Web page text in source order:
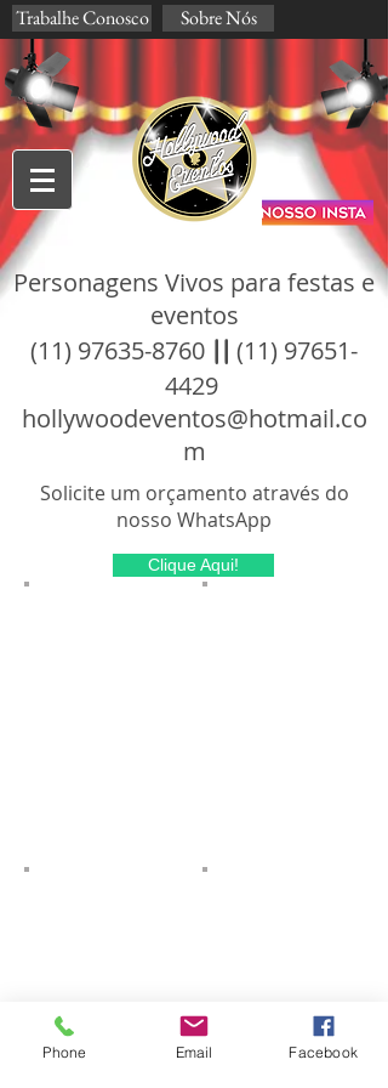
Trabalhe Conosco Sobre Nós
Personagens Vivos para festas e
eventos
(11) 97635-8760 || (11) 97651-
4429
hollywoodeventos@hotmail.co
m
Solicite um orçamento através do
nosso WhatsApp
Clique Aqui!
Phone Email Facebook